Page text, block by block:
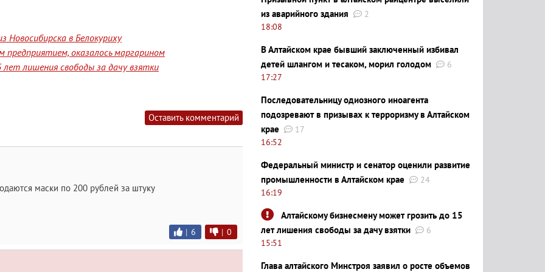
в Белокуриху
предприятием, оказалось маргарином
лишения свободы за дачу взятки
Оставить комментарий
маски по 200 рублей за штуку
| 6 | 0
из аварийного здания
2
18:08
В Алтайском крае бывший заключенный избивал
детей шлангом и тесаком, морил голодом
6
17:27
Последовательницу одиозного иноагента
подозревают в призывах к терроризму в Алтайском
крае
17
16:52
Федеральный министр и сенатор оценили развитие
промышленности в Алтайском крае
24
16:19
Алтайскому бизнесмену может грозить до 15
лет лишения свободы за дачу взятки
6
15:51
Глава алтайского Минстроя заявил о росте объемов